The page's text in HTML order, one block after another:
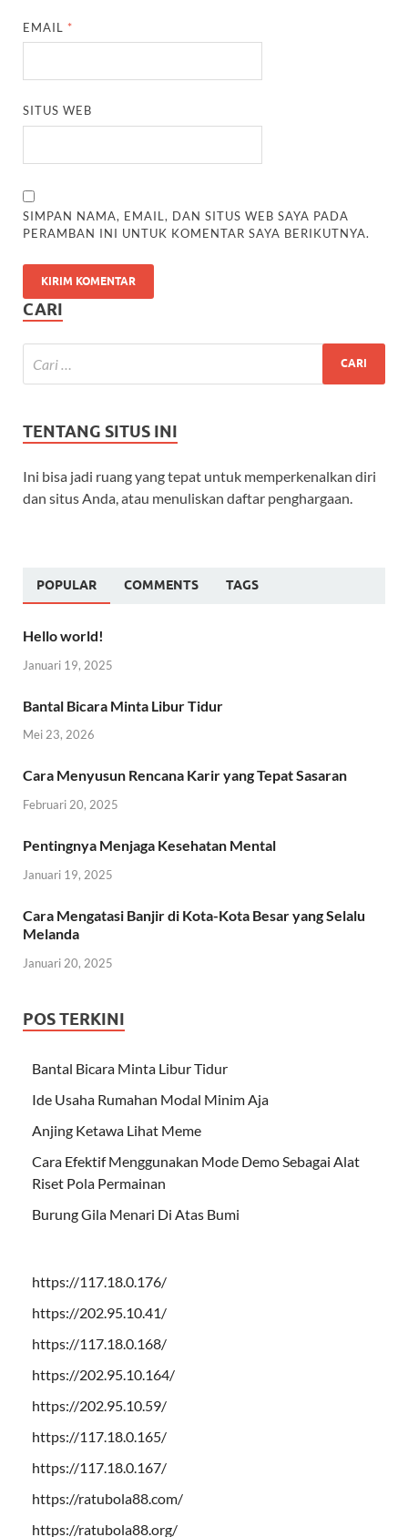
EMAIL *
SITUS WEB
SIMPAN NAMA, EMAIL, DAN SITUS WEB SAYA PADA
PERAMBAN INI UNTUK KOMENTAR SAYA BERIKUTNYA.
CARI
TENTANG SITUS INI
Ini bisa jadi ruang yang tepat untuk memperkenalkan diri
dan situs Anda, atau menuliskan daftar penghargaan.
POPULAR COMMENTS TAGS
Hello world!
Januari 19, 2025
Bantal Bicara Minta Libur Tidur
Mei 23, 2026
Cara Menyusun Rencana Karir yang Tepat Sasaran
Februari 20, 2025
Pentingnya Menjaga Kesehatan Mental
Januari 19, 2025
Cara Mengatasi Banjir di Kota-Kota Besar yang Selalu
Melanda
Januari 20, 2025
POS TERKINI
Bantal Bicara Minta Libur Tidur
Ide Usaha Rumahan Modal Minim Aja
Anjing Ketawa Lihat Meme
Cara Efektif Menggunakan Mode Demo Sebagai Alat
Riset Pola Permainan
Burung Gila Menari Di Atas Bumi
https://117.18.0.176/
https://202.95.10.41/
https://117.18.0.168/
https://202.95.10.164/
https://202.95.10.59/
https://117.18.0.165/
https://117.18.0.167/
https://ratubola88.com/
https://ratubola88.org/